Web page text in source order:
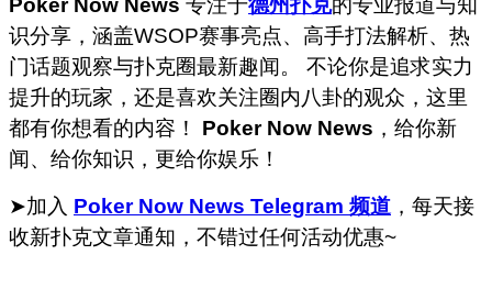
识分享，涵盖WSOP赛事亮点、高手打法解析、热
门话题观察与扑克圈最新趣闻。 不论你是追求实力
提升的玩家，还是喜欢关注圈内八卦的观众，这里
都有你想看的内容！ Poker Now News ，给你新
闻、给你知识，更给你娱乐！
➤加入 Poker Now News Telegram 频道 ，每天接
收新扑克文章通知，不错过任何活动优惠~